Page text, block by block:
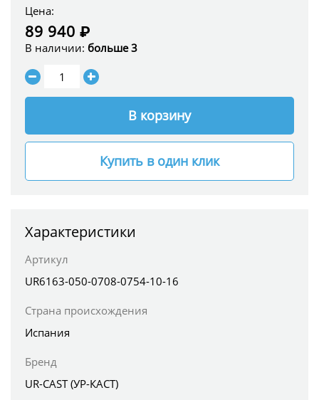
Цена:
89 940 ₽
В наличии: больше 3
В корзину
Купить в один клик
Характеристики
Артикул
UR6163-050-0708-0754-10-16
Страна происхождения
Испания
Бренд
UR-CAST (УР-КАСТ)